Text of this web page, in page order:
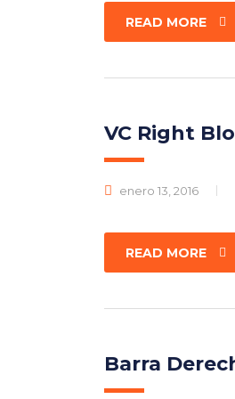
READ MORE
VC Right
enero 13, 2016
READ MORE
Barra